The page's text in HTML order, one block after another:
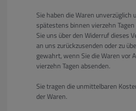
Sie haben die Waren unverzüglich
spätestens binnen vierzehn Tagen
Sie uns über den Widerruf dieses
an uns zurückzusenden oder zu
gewahrt, wenn Sie die Waren vor
vierzehn Tagen absenden.
Sie tragen die unmittelbaren
der Waren.